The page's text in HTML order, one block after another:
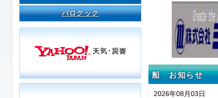
船 お知らせ
2026年08月03日
バロクック